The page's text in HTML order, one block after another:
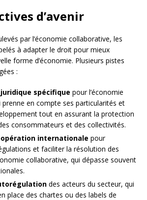
d’avenir
par l’économie collaborative, les
à adapter le droit pour mieux
forme d’économie. Plusieurs pistes
:
spécifique pour l’économie
en compte ses particularités et
tout en assurant la protection
consommateurs et des collectivités.
internationale pour
et faciliter la résolution des
collaborative, qui dépasse souvent
des acteurs du secteur, qui
place des chartes ou des labels de